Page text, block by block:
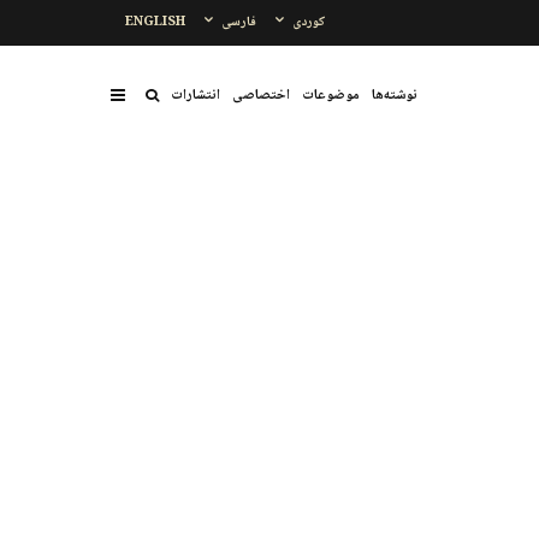
ENGLISH فارسی کوردی
نوشتەها موضوعات اختصاصی انتشارات